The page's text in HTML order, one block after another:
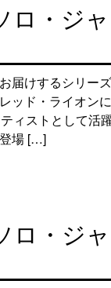
ロ・ジャ
届けするシリーズ
ッド・ライオンに
ィストとして活
場 […]
ロ・ジャ